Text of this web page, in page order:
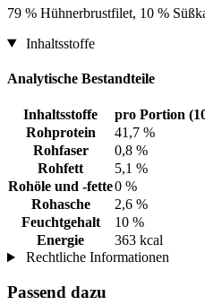
79 % Hühnerbrustfilet, 10 %
Inhaltsstoffe
Analytische Bestandteile
Inhaltsstoffe
pro Portion
Rohprotein
41,7 %
Rohfaser
0,8 %
Rohfett
5,1 %
Rohöle und -fette0 %
Rohasche
2,6 %
Feuchtgehalt
10 %
Energie
363 kcal
Rechtliche Informationen
Passend dazu